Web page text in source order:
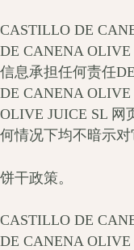
CASTILLO DE
DE CANENA
信息承担任何责任
DE CANENA
OLIVE JUICE SL 网
何情况下均不暗示对
饼干政策。
CASTILLO DE
DE CANENA OLIVE